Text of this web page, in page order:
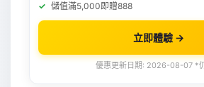
儲值滿5,000即贈888
立即體驗 →
優惠更新日期: 2026-08-07 *